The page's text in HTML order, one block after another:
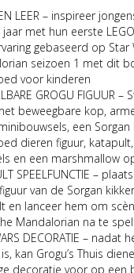
LEER – inspireer
jaar met hun eerste
gebaseerd op Star
seizoen 1 met dit
voor kinderen
GROGU FIGUUR –
beweegbare kop,
een Sorgan
dieren figuur,
en een marshmallow
SPEELFUNCTIE –
van de Sorgan
en lanceer hem om
Mandalorian na te
DECORATIE – nadat
kan Grogu’s Thuis
decoratie voor op een